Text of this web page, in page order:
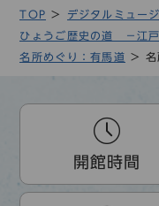
TOP
デジタルミュー
ひょうご歴史の道 －江
名所めぐり：有馬道
開館時間